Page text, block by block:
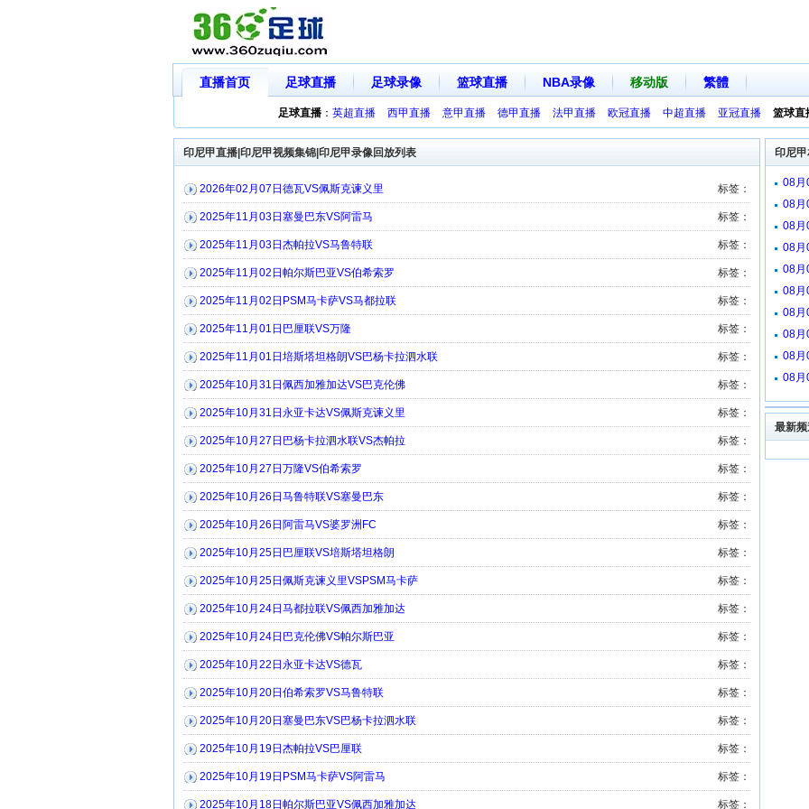
直播首页 足球直播 足球录像 篮球直播 NBA录像 移动版 繁體
足球直播： 英超直播 西甲直播 意甲直播 德甲直播 法甲直播 欧冠直播 中超直播 亚冠直播 篮球直
印尼甲直播|印尼甲视频集锦|印尼甲录像回放列表
标签：
2026年02月07日德瓦VS佩斯克谏义里
标签：
2025年11月03日塞曼巴东VS阿雷马
标签：
2025年11月03日杰帕拉VS马鲁特联
标签：
2025年11月02日帕尔斯巴亚VS伯希索罗
标签：
2025年11月02日PSM马卡萨VS马都拉联
标签：
2025年11月01日巴厘联VS万隆
标签：
2025年11月01日培斯塔坦格朗VS巴杨卡拉泗水联
标签：
2025年10月31日佩西加雅加达VS巴克伦佛
标签：
2025年10月31日永亚卡达VS佩斯克谏义里
标签：
2025年10月27日巴杨卡拉泗水联VS杰帕拉
标签：
2025年10月27日万隆VS伯希索罗
标签：
2025年10月26日马鲁特联VS塞曼巴东
标签：
2025年10月26日阿雷马VS婆罗洲FC
标签：
2025年10月25日巴厘联VS培斯塔坦格朗
标签：
2025年10月25日佩斯克谏义里VSPSM马卡萨
标签：
2025年10月24日马都拉联VS佩西加雅加达
标签：
2025年10月24日巴克伦佛VS帕尔斯巴亚
标签：
2025年10月22日永亚卡达VS德瓦
标签：
2025年10月20日伯希索罗VS马鲁特联
标签：
2025年10月20日塞曼巴东VS巴杨卡拉泗水联
标签：
2025年10月19日杰帕拉VS巴厘联
标签：
2025年10月19日PSM马卡萨VS阿雷马
标签：
2025年10月18日帕尔斯巴亚VS佩西加雅加达
印尼
08月
08月
08月
08月
08月
08月
08月
08月
08月
08月
最新